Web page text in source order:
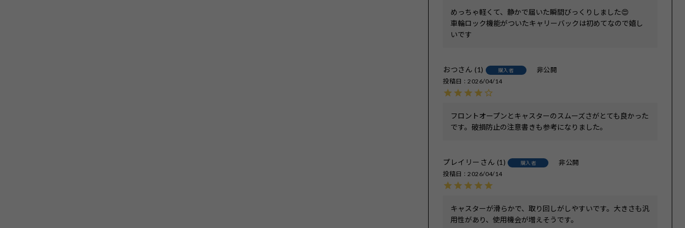
めっちゃ軽くて、静かで届いた瞬間びっくりしました😍
車輪ロック機能がついたキャリーバックは初めてなので嬉し
いです
おつ 1 購入者 非公開
投稿日 2026/04/14
フロントオープンとキャスターのスムーズさがとても良かった
です。破損防止の注意書きも参考になりました。
プレイリー 1 購入者 非公開
投稿日 2026/04/14
キャスターが滑らかで、取り回しがしやすいです。大きさも汎
用性があり、使用機会が増えそうです。